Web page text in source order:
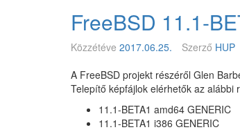
1
9
9
e
p
z
ó
FreeBSD 11.1-
Közzétéve 2017.06.25. Szerző HUP
A FreeBSD projekt részéről Glen
Telepítő képfájlok elérhetők az alábbi
11.1-BETA1 amd64 GENERIC
11.1-BETA1 i386 GENERIC